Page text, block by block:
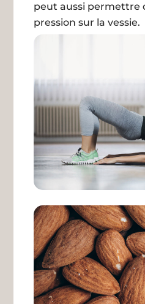
peut aussi permettre
pression sur la vessie.